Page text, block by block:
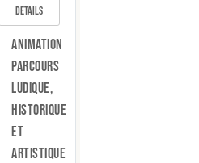
Details
Animation
parcours
ludique,
historique
et
artistique